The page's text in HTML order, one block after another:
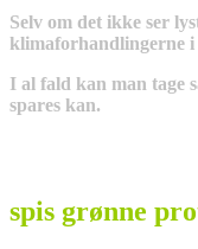
Selv om det ikke ser
klimaforhandlingerne
I al fald kan man tage
spares kan.
spis grønne